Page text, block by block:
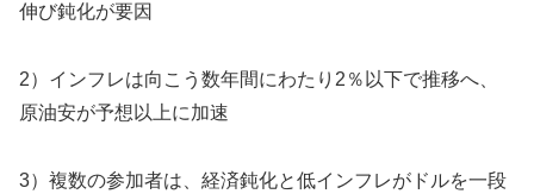
伸び鈍化が要因
2）インフレは向こう数年間にわたり2％以下で推移へ、
原油安が予想以上に加速
3）複数の参加者は、経済鈍化と低インフレがドルを一段